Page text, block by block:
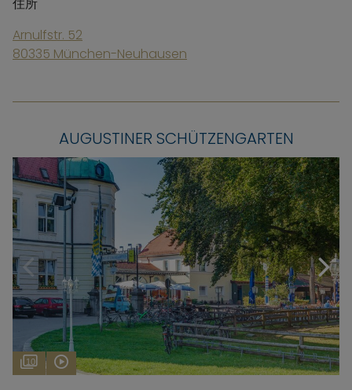
Arnulfstr. 52
80335 München-Neuhausen
AUGUSTINER SCHÜTZENGARTEN
10